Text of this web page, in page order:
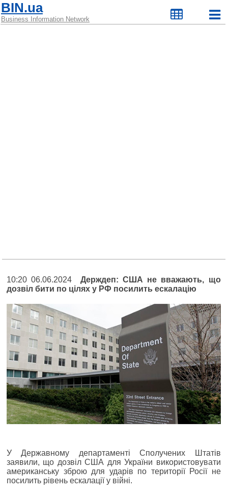
BIN.ua
Business Information Network
10:20 06.06.2024 Держдеп: США не вважають, що
дозвіл бити по цілях у РФ посилить ескалацію
У Державному департаменті Сполучених Штатів
заявили, що дозвіл США для України використовувати
американську зброю для ударів по території Росії не
посилить рівень ескалації у війні.